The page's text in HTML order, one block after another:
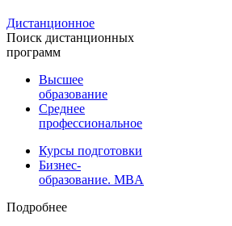
Дистанционное
Поиск дистанционных
программ
Высшее
образование
Среднее
профессиональное
Курсы подготовки
Бизнес-
образование. MBA
Подробнее